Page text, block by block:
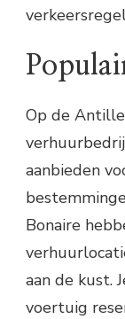
Op de
aanbieden
Bonaire
aan de kust.
voertuig